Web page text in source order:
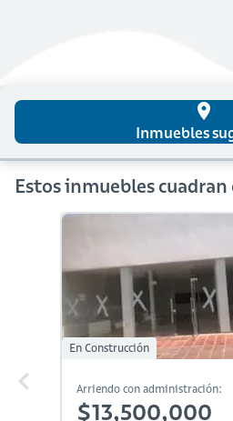
place
Inmuebles
Estos inmuebles
En Construcción
Arriendo con administración:
$13,500,000